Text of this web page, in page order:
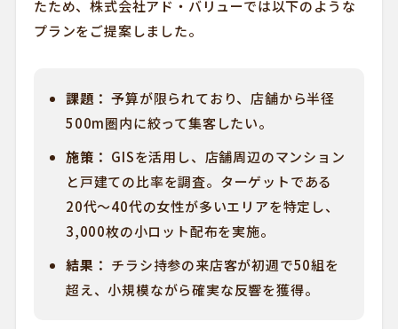
たため、株式会社アド・バリューでは以下のような
プランをご提案しました。
課題： 予算が限られており、店舗から半径
500m圏内に絞って集客したい。
施策： GISを活用し、店舗周辺のマンション
と戸建ての比率を調査。ターゲットである
20代〜40代の女性が多いエリアを特定し、
3,000枚の小ロット配布を実施。
結果： チラシ持参の来店客が初週で50組を
超え、小規模ながら確実な反響を獲得。